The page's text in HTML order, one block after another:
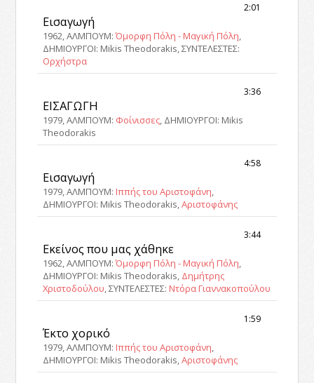
2:01
Εισαγωγή
1962, ΑΛΜΠΟΥΜ:Όμορφη Πόλη - Μαγική Πόλη,
ΔΗΜΙΟΥΡΓΟΙ: Mikis Theodorakis, ΣΥΝΤΕΛΕΣΤΕΣ:
Ορχήστρα
3:36
ΕΙΣΑΓΩΓΗ
1979, ΑΛΜΠΟΥΜ: Φοίνισσες, ΔΗΜΙΟΥΡΓΟΙ: Mikis
Theodorakis
4:58
Εισαγωγή
1979, ΑΛΜΠΟΥΜ: Ιππής του Αριστοφάνη,
ΔΗΜΙΟΥΡΓΟΙ: Mikis Theodorakis,Αριστοφάνης
3:44
Εκείνος που μας χάθηκε
1962, ΑΛΜΠΟΥΜ:Όμορφη Πόλη - Μαγική Πόλη,
ΔΗΜΙΟΥΡΓΟΙ: Mikis Theodorakis, Δημήτρης
Χριστοδούλου, ΣΥΝΤΕΛΕΣΤΕΣ: Ντόρα Γιαννακοπούλου
1:59
Έκτο χορικό
1979, ΑΛΜΠΟΥΜ: Ιππής του Αριστοφάνη,
ΔΗΜΙΟΥΡΓΟΙ: Mikis Theodorakis,Αριστοφάνης